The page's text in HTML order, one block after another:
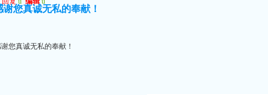
谢您真诚无私的奉献！
您真诚无私的奉献！